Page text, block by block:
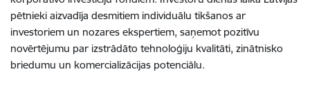
pētnieki aizvadīja desmitiem individuālu tikšanos ar
investoriem un nozares ekspertiem, saņemot pozitīvu
novērtējumu par izstrādāto tehnoloģiju kvalitāti, zinātnisko
briedumu un komercializācijas potenciālu.